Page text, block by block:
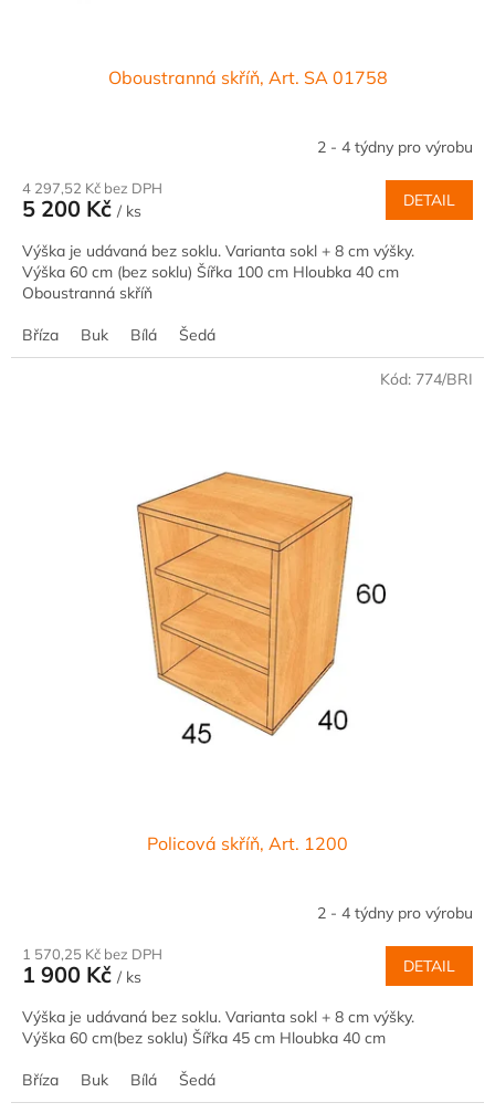
Oboustranná skříň, Art. SA 01758
2 - 4 týdny pro výrobu
4 297,52 Kč bez DPH
5 200 Kč / ks
DETAIL
Výška je udávaná bez soklu. Varianta sokl + 8 cm výšky.
Výška 60 cm (bez soklu) Šířka 100 cm Hloubka 40 cm
Oboustranná skříň
Bříza Buk Bílá Šedá
Policová skříň, Art. 1200
2 - 4 týdny pro výrobu
1 570,25 Kč bez DPH
1 900 Kč / ks
DETAIL
Výška je udávaná bez soklu. Varianta sokl + 8 cm výšky.
Výška 60 cm(bez soklu) Šířka 45 cm Hloubka 40 cm
Bříza Buk Bílá Šedá
Kód: 774/BRI